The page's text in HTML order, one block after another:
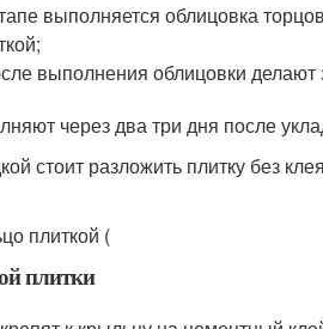
выполняется облицовка
выполнения облицовки делают
через два три дня после
стоит разложить плитку без
плиткой (
плитки